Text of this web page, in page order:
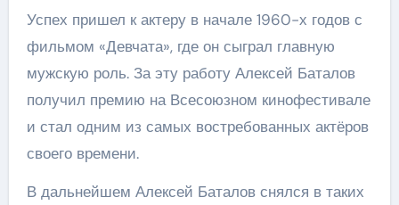
Успех пришел к актеру в начале 1960-х годов с
фильмом «Девчата», где он сыграл главную
мужскую роль. За эту работу Алексей Баталов
получил премию на Всесоюзном кинофестивале
и стал одним из самых востребованных актёров
своего времени.
В дальнейшем Алексей Баталов снялся в таких